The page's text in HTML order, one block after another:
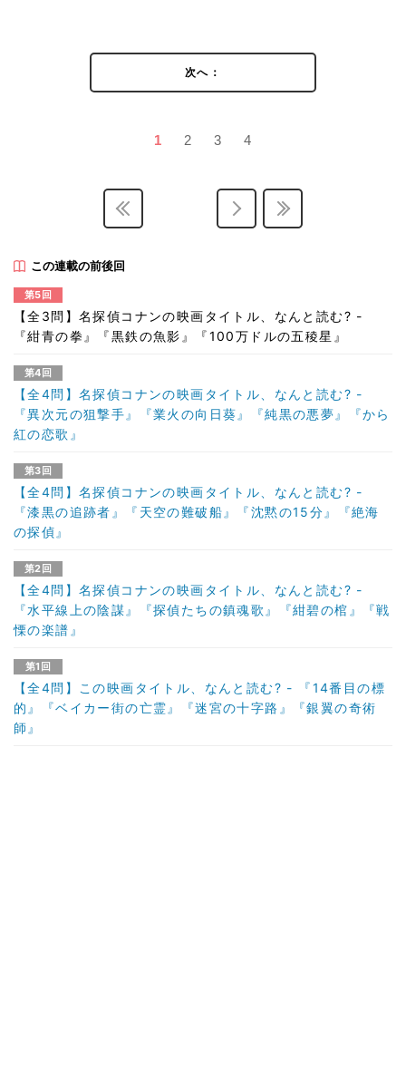
次へ：
1 2 3 4
この連載の前後回
第5回
【全3問】名探偵コナンの映画タイトル、なんと読む? -
『紺青の拳』『黒鉄の魚影』『100万ドルの五稜星』
第4回
【全4問】名探偵コナンの映画タイトル、なんと読む? -
『異次元の狙撃手』『業火の向日葵』『純黒の悪夢』『から
紅の恋歌』
第3回
【全4問】名探偵コナンの映画タイトル、なんと読む? -
『漆黒の追跡者』『天空の難破船』『沈黙の15分』『絶海
の探偵』
第2回
【全4問】名探偵コナンの映画タイトル、なんと読む? -
『水平線上の陰謀』『探偵たちの鎮魂歌』『紺碧の棺』『戦
慄の楽譜』
第1回
【全4問】この映画タイトル、なんと読む? - 『14番目の標
的』『ベイカー街の亡霊』『迷宮の十字路』『銀翼の奇術
師』